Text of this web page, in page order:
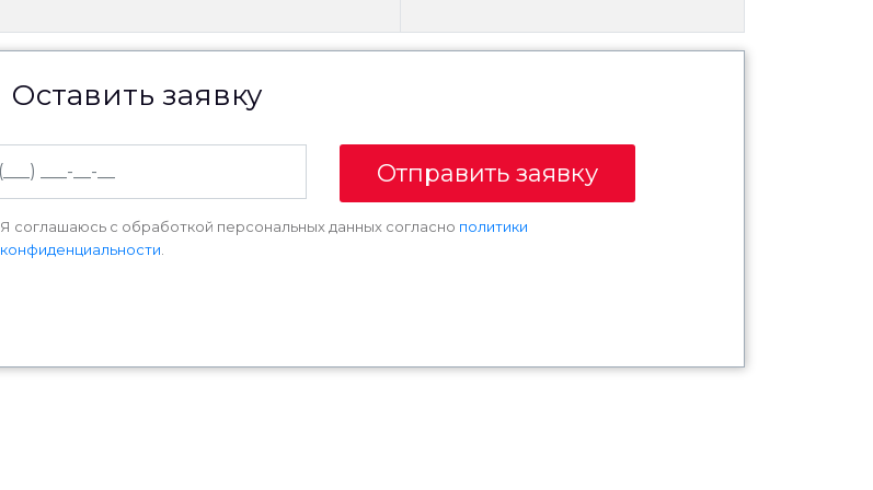
Оставить заявку
Отправить заявку
Я соглашаюсь с обработкой персональных данных согласно политики
конфиденциальности